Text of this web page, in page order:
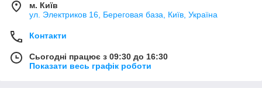
м. Київ
ул. Электриков 16, Береговая база, Київ, Україна
Контакти
Сьогодні працює з 09:30 до 16:30
Показати весь графік роботи